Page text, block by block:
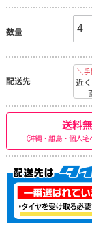
数量
配送先
＼
近
送料
（沖縄・離島・個人宅